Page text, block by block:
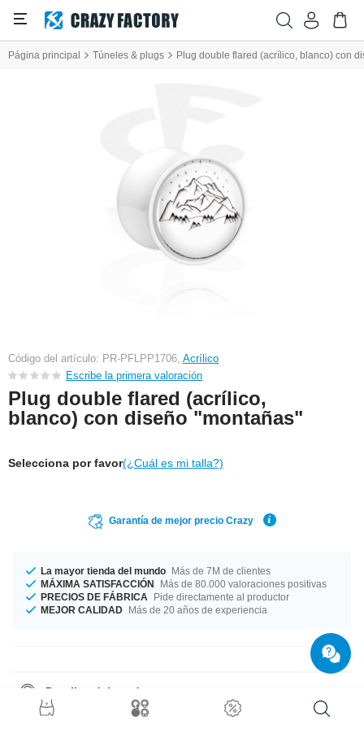
Página principal Túneles & plugs Plug double flared (acrílico, blanco) con
Código del artículo: PR-PFLPP1706, Acrílico
Escribe la primera valoración
Plug double flared (acrílico,
blanco) con diseño "montañas"
Selecciona por favor(¿Cuál es mi talla?)
Garantía de mejor precio Crazy
La mayor tienda del mundo Más de 7M de clientes
MÁXIMA SATISFACCIÓN
Más de 80.000 valoraciones positivas
PRECIOS DE FÁBRICA
Pide directamente al productor
MEJOR CALIDAD Más de 20 años de experiencia
Detalles del producto
Disponible en varios tamaños empezando en diámetros de 6 mm hasta